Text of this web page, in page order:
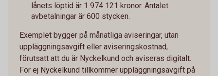
lånets löptid är 1 974 121 kronor. Antalet
avbetalningar är 600 stycken.
Exemplet bygger på månatliga aviseringar, utan
uppläggningsavgift eller aviseringskostnad,
förutsatt att du är Nyckelkund och aviseras digitalt.
För ej Nyckelkund tillkommer uppläggningsavgift på